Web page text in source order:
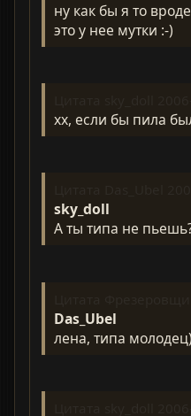
ну как бы я то
это у нее мутки :-)
хх, если бы пила
sky_doll
А ты типа не
Das_Ubel
лена, типа молодец)